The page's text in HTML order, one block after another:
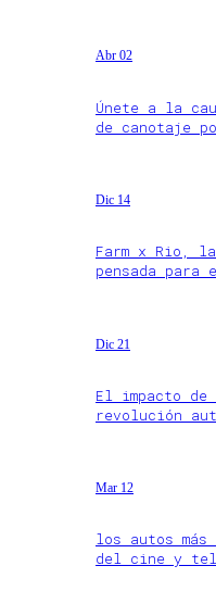
Abr 02
Únete a la
de canotaje
Dic 14
Farm x Rio,
pensada
Dic 21
El impacto de
revolución
Mar 12
los autos
del cine y